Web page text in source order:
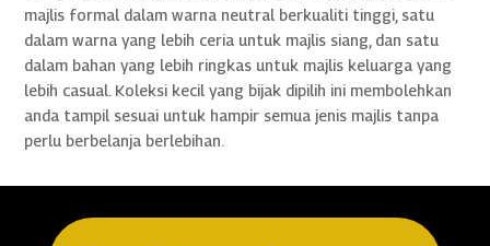
majlis formal dalam warna neutral berkualiti tinggi, satu
dalam warna yang lebih ceria untuk majlis siang, dan satu
dalam bahan yang lebih ringkas untuk majlis keluarga yang
lebih casual. Koleksi kecil yang bijak dipilih ini membolehkan
anda tampil sesuai untuk hampir semua jenis majlis tanpa
perlu berbelanja berlebihan.